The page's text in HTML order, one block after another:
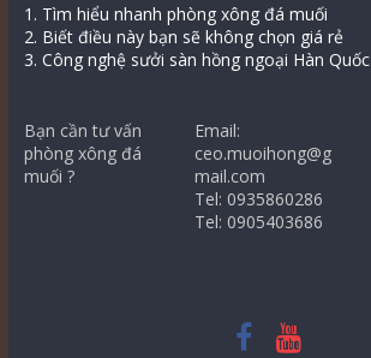
1. Tìm hiểu nhanh phòng xông đá muối
2. Biết điều này bạn sẽ không chọn giá rẻ
3. Công nghệ sưởi sàn hồng ngoại Hàn Quốc
Bạn cần tư vấn
phòng xông đá
muối ?
Email:
ceo.muoihong@g
mail.com
Tel: 0935860286
Tel: 0905403686